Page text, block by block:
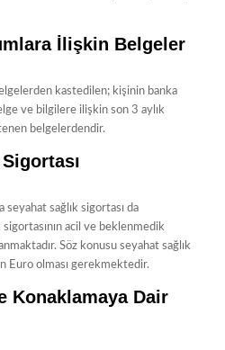
İlişkin Belgeler
kastedilen; kişinin banka
ve bilgilere ilişkin son 3 aylık
belgelerdendir.
seyahat sağlık sigortası da
acil ve beklenmedik
Söz konusu seyahat sağlık
Euro olması gerekmektedir.
Konaklamaya Dair